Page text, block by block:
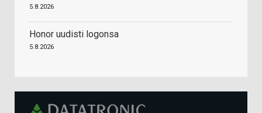
5.8.2026
Honor uudisti logonsa
5.8.2026